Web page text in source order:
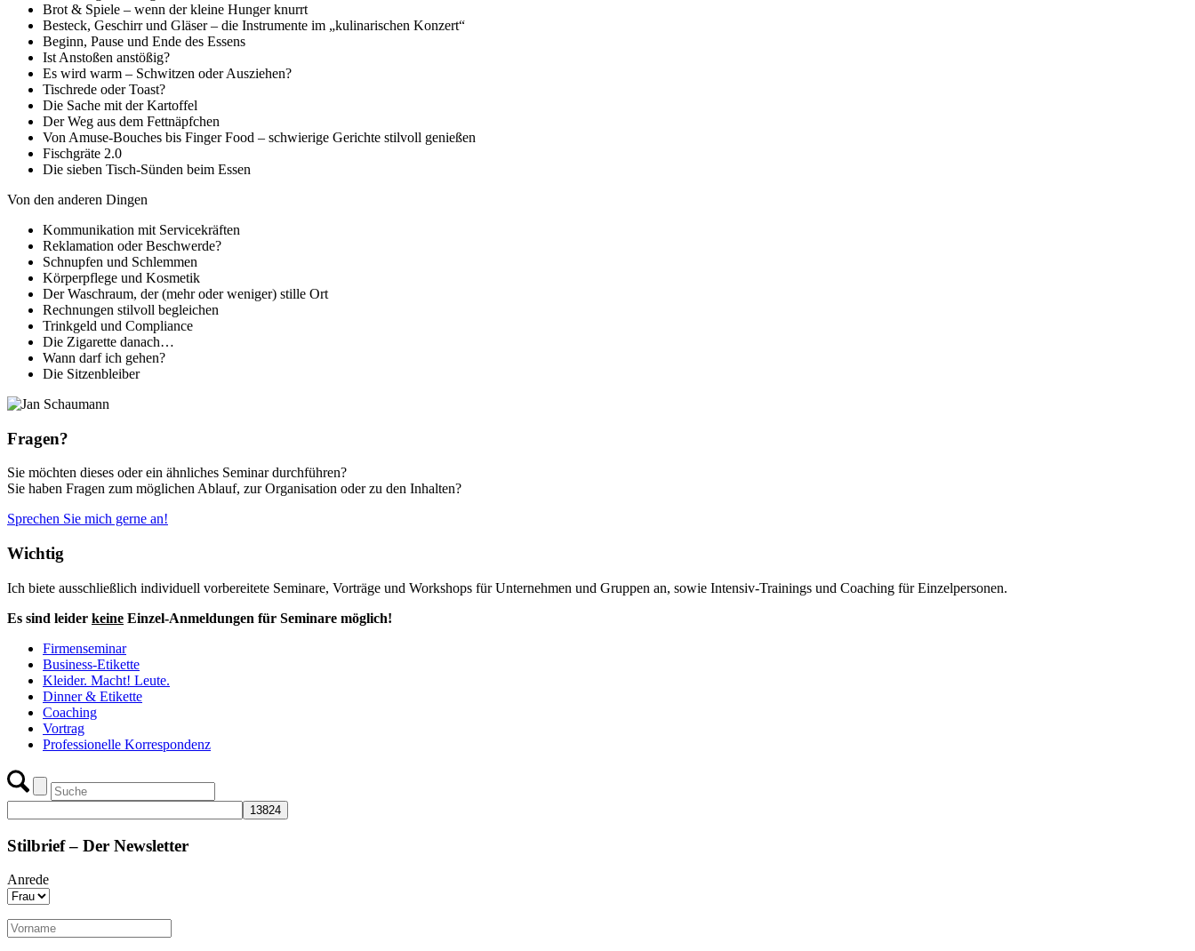
Brot & Spiele – wenn der kleine Hunger knurrt
Besteck, Geschirr und Gläser – die Instrumente im „kulinarischen Konzert“
Beginn, Pause und Ende des Essens
Ist Anstoßen anstößig?
Es wird warm – Schwitzen oder Ausziehen?
Tischrede oder Toast?
Die Sache mit der Kartoffel
Der Weg aus dem Fettnäpfchen
Von Amuse-Bouches bis Finger Food – schwierige Gerichte stilvoll genießen
Fischgräte 2.0
Die sieben Tisch-Sünden beim Essen
Von den anderen Dingen
Kommunikation mit Servicekräften
Reklamation oder Beschwerde?
Schnupfen und Schlemmen
Körperpflege und Kosmetik
Der Waschraum, der (mehr oder weniger) stille Ort
Rechnungen stilvoll begleichen
Trinkgeld und Compliance
Die Zigarette danach…
Wann darf ich gehen?
Die Sitzenbleiber
Fragen?
Sie möchten dieses oder ein ähnliches Seminar durchführen?
Sie haben Fragen zum möglichen Ablauf, zur Organisation oder zu den Inhalten?
Sprechen Sie mich gerne an!
Wichtig
Ich biete ausschließlich individuell vorbereitete Seminare, Vorträge und Workshops für Unternehmen und Gruppen an, sowie Intensiv-Trainings und Coaching für Einzelpersonen.
Es sind leider keine Einzel-Anmeldungen für Seminare möglich!
Firmenseminar
Business-Etikette
Kleider. Macht! Leute.
Dinner & Etikette
Coaching
Vortrag
Professionelle Korrespondenz
Stilbrief – Der Newsletter
Anrede